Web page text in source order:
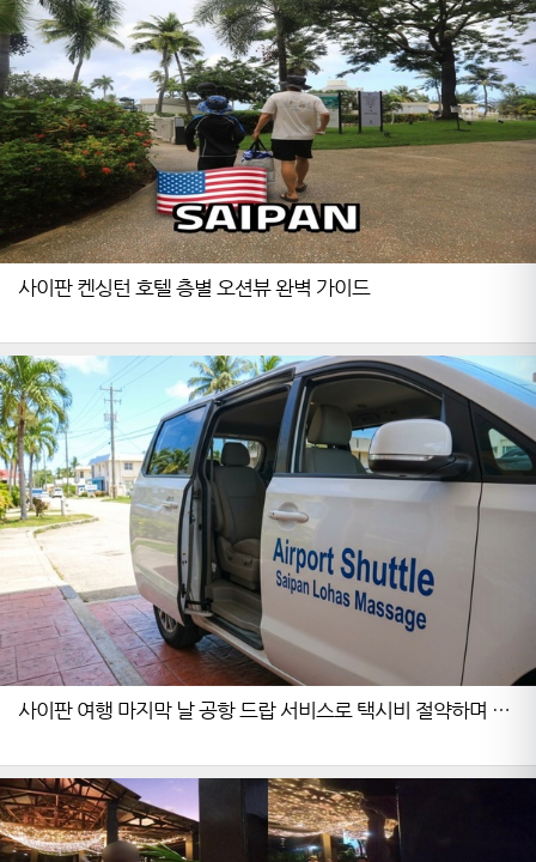
사이판 켄싱턴 호텔 층별 오션뷰 완벽 가이드
사이판 여행 마지막 날 공항 드랍 서비스로 택시비 절약하며 개